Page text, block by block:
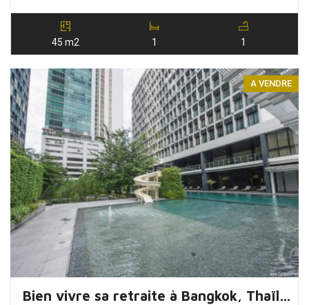
45 m2 1 1
A VENDRE
Bien vivre sa retraite à Bangkok, Thaïlande